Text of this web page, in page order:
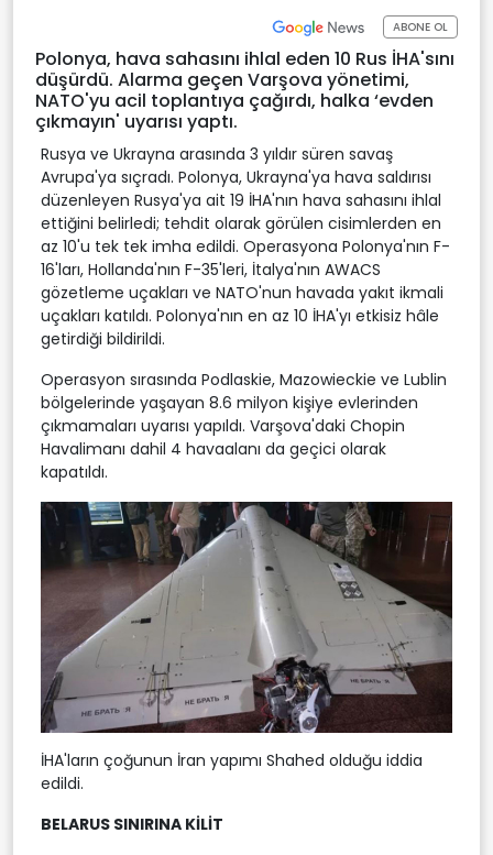
ABONE OL
Polonya, hava sahasını ihlal eden 10 Rus İHA'sını
düşürdü. Alarma geçen Varşova yönetimi,
NATO'yu acil toplantıya çağırdı, halka ‘evden
çıkmayın' uyarısı yaptı.
Rusya ve Ukrayna arasında 3 yıldır süren savaş
Avrupa'ya sıçradı. Polonya, Ukrayna'ya hava saldırısı
düzenleyen Rusya'ya ait 19 İHA'nın hava sahasını ihlal
ettiğini belirledi; tehdit olarak görülen cisimlerden en
az 10'u tek tek imha edildi. Operasyona Polonya'nın F-
16'ları, Hollanda'nın F-35'leri, İtalya'nın AWACS
gözetleme uçakları ve NATO'nun havada yakıt ikmali
uçakları katıldı. Polonya'nın en az 10 İHA'yı etkisiz hâle
getirdiği bildirildi.
Operasyon sırasında Podlaskie, Mazowieckie ve Lublin
bölgelerinde yaşayan 8.6 milyon kişiye evlerinden
çıkmamaları uyarısı yapıldı. Varşova'daki Chopin
Havalimanı dahil 4 havaalanı da geçici olarak
kapatıldı.
İHA'ların çoğunun İran yapımı Shahed olduğu iddia
edildi.
BELARUS SINIRINA KİLİT